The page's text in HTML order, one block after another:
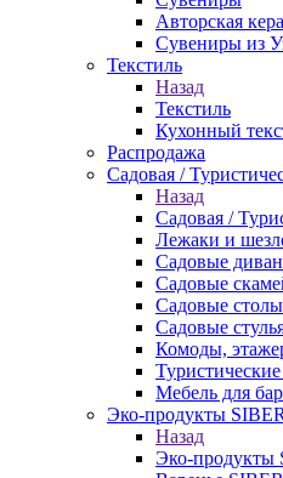
Авторская
Сувениры из
Текстиль
Назад
Текстиль
Кухонный
Распродажа
Садовая /
Назад
Садовая /
Лежаки и
Садовые
Садовые
Садовые столы
Садовые
Комоды,
Мебель для
Эко-продукты
Назад
Эко-продукты